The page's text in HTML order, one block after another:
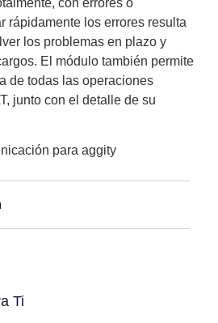
con errores o
rápidamente los errores resulta
los problemas en plazo y
El módulo también permite
de todas las operaciones
junto con el detalle de su
para aggity
Ti